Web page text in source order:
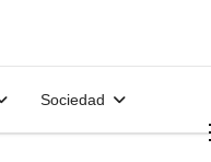
Sociedad